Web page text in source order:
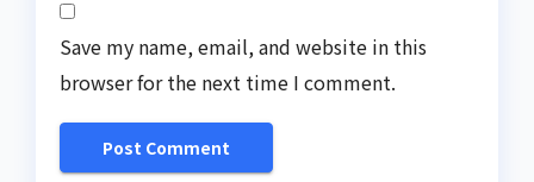
Save my name, email, and website in this
browser for the next time I comment.